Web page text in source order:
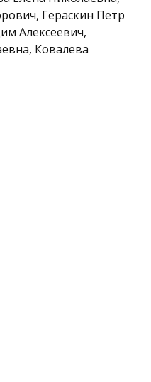
Гераскин Петр
Алексеевич,
Ковалева